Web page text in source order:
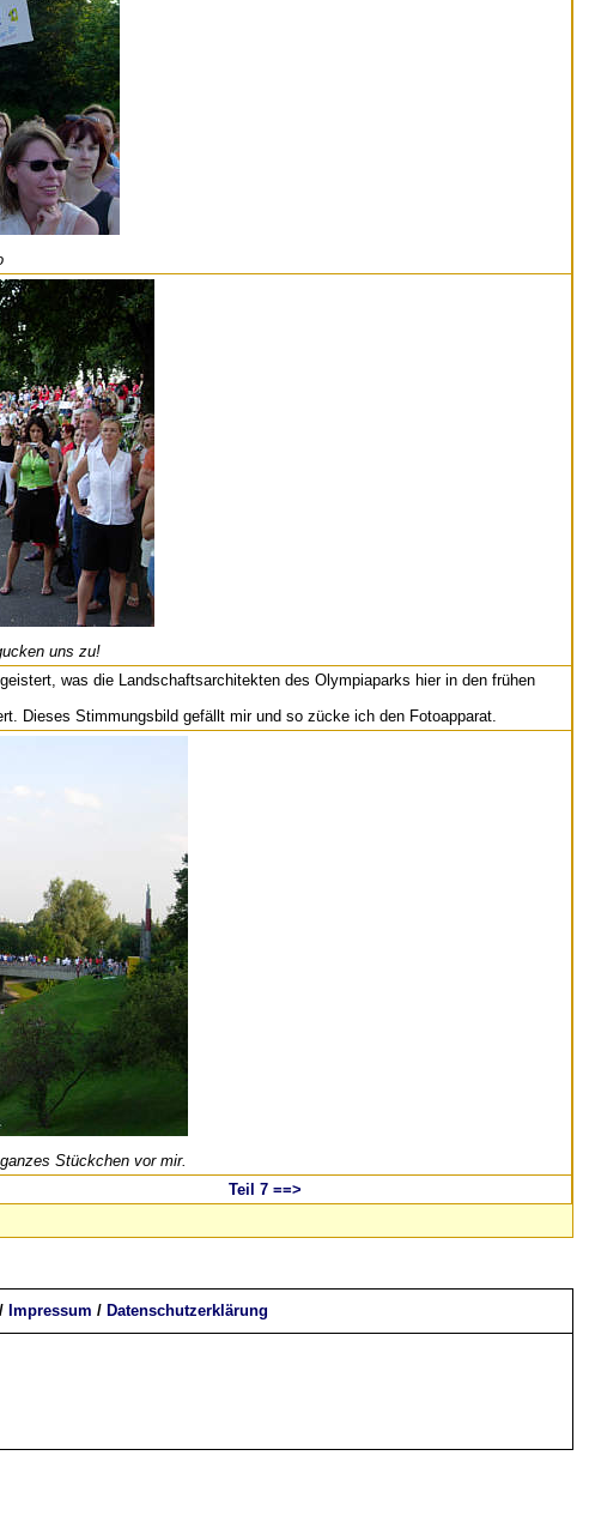
uns zu!
was die Landschaftsarchitekten des Olympiaparks hier in den frühen
Dieses Stimmungsbild gefällt mir und so zücke ich den Fotoapparat.
Stückchen vor mir.
Teil 7 ==>
Impressum / Datenschutzerklärung